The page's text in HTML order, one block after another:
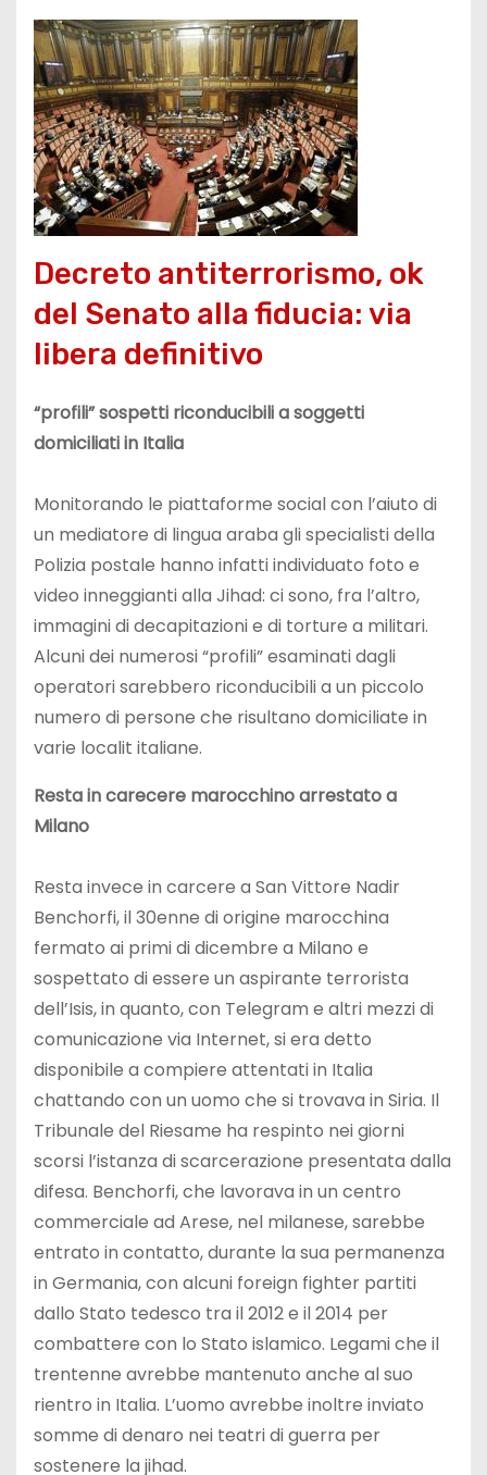
Decreto antiterrorismo, ok
del Senato alla fiducia: via
libera definitivo
“profili” sospetti riconducibili a soggetti
domiciliati in Italia
Monitorando le piattaforme social con l’aiuto di
un mediatore di lingua araba gli specialisti della
Polizia postale hanno infatti individuato foto e
video inneggianti alla Jihad: ci sono, fra l’altro,
immagini di decapitazioni e di torture a militari.
Alcuni dei numerosi “profili” esaminati dagli
operatori sarebbero riconducibili a un piccolo
numero di persone che risultano domiciliate in
varie localit italiane.
Resta in carecere marocchino arrestato a
Milano
Resta invece in carcere a San Vittore Nadir
Benchorfi, il 30enne di origine marocchina
fermato ai primi di dicembre a Milano e
sospettato di essere un aspirante terrorista
dell’Isis, in quanto, con Telegram e altri mezzi di
comunicazione via Internet, si era detto
disponibile a compiere attentati in Italia
chattando con un uomo che si trovava in Siria. Il
Tribunale del Riesame ha respinto nei giorni
scorsi l’istanza di scarcerazione presentata dalla
difesa. Benchorfi, che lavorava in un centro
commerciale ad Arese, nel milanese, sarebbe
entrato in contatto, durante la sua permanenza
in Germania, con alcuni foreign fighter partiti
dallo Stato tedesco tra il 2012 e il 2014 per
combattere con lo Stato islamico. Legami che il
trentenne avrebbe mantenuto anche al suo
rientro in Italia. L’uomo avrebbe inoltre inviato
somme di denaro nei teatri di guerra per
sostenere la jihad.